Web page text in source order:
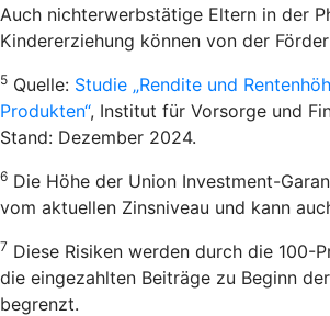
Auch nichterwerbstätige Eltern in der
Kindererziehung können von der
5 Quelle: Studie „Rendite und
Produkten“, Institut für Vorsorge und
Stand: Dezember 2024.
6 Die Höhe der Union Investment-
vom aktuellen Zinsniveau und kann
7 Diese Risiken werden durch die 100-
die eingezahlten Beiträge zu Beginn
begrenzt.